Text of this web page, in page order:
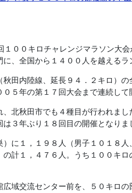
００キロチャレンジマラソン大
、全国から１４００人を越えるラ
田内陸線、延長９４．２キロ）
５年の第１７回大会まで連続し
北秋田市でも４種目が行われま
３年ぶり１８回目の開催となりま
に１，１９８人（男子１０１８
計１，４７６人。うち１００キ
域交流センター前を、５０キロ